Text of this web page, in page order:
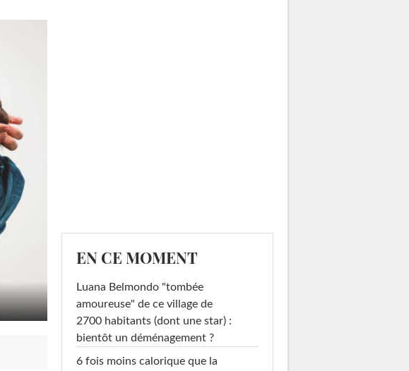
EN CE MOMENT
Luana Belmondo "tombée
amoureuse" de ce village de
2700 habitants (dont une star) :
bientôt un déménagement ?
6 fois moins calorique que la